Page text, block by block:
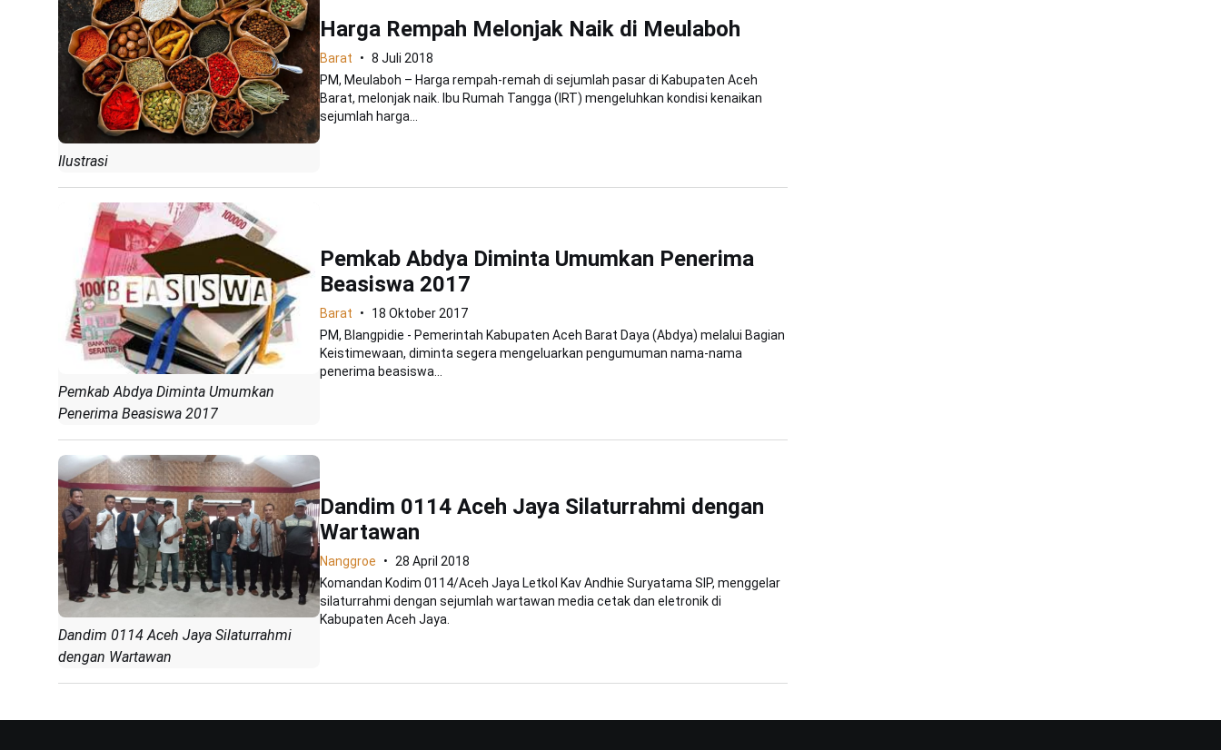
Ilustrasi
Harga Rempah Melonjak Naik di Meulaboh
Barat
8 Juli 2018
PM, Meulaboh – Harga rempah-remah di sejumlah pasar di Kabupaten Aceh
Barat, melonjak naik. Ibu Rumah Tangga (IRT) mengeluhkan kondisi kenaikan
sejumlah harga...
Pemkab Abdya Diminta Umumkan
Penerima Beasiswa 2017
Pemkab Abdya Diminta Umumkan Penerima
Beasiswa 2017
Barat
18 Oktober 2017
PM, Blangpidie - Pemerintah Kabupaten Aceh Barat Daya (Abdya) melalui Bagian
Keistimewaan, diminta segera mengeluarkan pengumuman nama-nama
penerima beasiswa...
Dandim 0114 Aceh Jaya Silaturrahmi
dengan Wartawan
Dandim 0114 Aceh Jaya Silaturrahmi dengan
Wartawan
Nanggroe
28 April 2018
Komandan Kodim 0114/Aceh Jaya Letkol Kav Andhie Suryatama SIP, menggelar
silaturrahmi dengan sejumlah wartawan media cetak dan eletronik di
Kabupaten Aceh Jaya.